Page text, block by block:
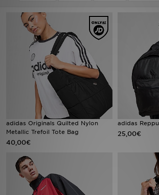
adidas Originals Quilted Nylon
Metallic Trefoil Tote Bag
40,00€
adidas Reppu
25,00€
Lapset
Suosikit
Tuotemerkit
Inspiroidu
Jalkapallo
Urheilu
Lataa JD-sovellus
Minun JD